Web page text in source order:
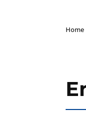
Home